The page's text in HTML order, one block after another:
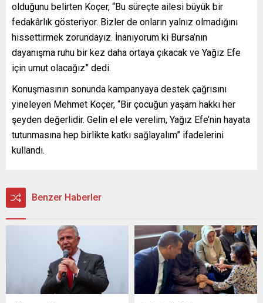
olduğunu belirten Koçer, “Bu süreçte ailesi büyük bir
fedakârlık gösteriyor. Bizler de onların yalnız olmadığını
hissettirmek zorundayız. İnanıyorum ki Bursa’nın
dayanışma ruhu bir kez daha ortaya çıkacak ve Yağız Efe
için umut olacağız” dedi.
Konuşmasının sonunda kampanyaya destek çağrısını
yineleyen Mehmet Koçer, “Bir çocuğun yaşam hakkı her
şeyden değerlidir. Gelin el ele verelim, Yağız Efe’nin hayata
tutunmasına hep birlikte katkı sağlayalım” ifadelerini
kullandı.
Benzer Haberler